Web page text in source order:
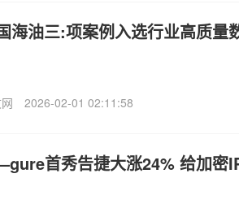
海油三:项案例入选行业高质量
2026-02-01 02:11:58
首秀告捷大涨24% 给加密